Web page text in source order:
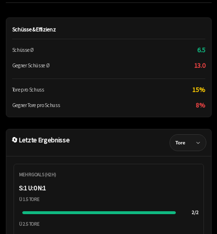
Schüsse & Effizienz
Schüsse Ø 6.5
Gegner Schüsse Ø 13.0
Tore pro Schuss 15%
Gegner Tore pro Schuss 8%
🔄 Letzte Ergebnisse
MEHR GOALS (H2H)
S:1 U:0 N:1
Ü 1.5 TORE
2/2
Ü 2.5 TORE